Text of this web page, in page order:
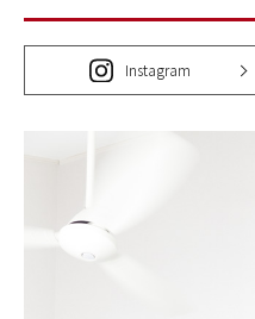
Instagram